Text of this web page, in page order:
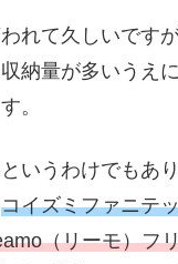
れて久しいです
納量が多いうえ
。
いうわけでもあ
コイズミファニテ
（リーモ）フ